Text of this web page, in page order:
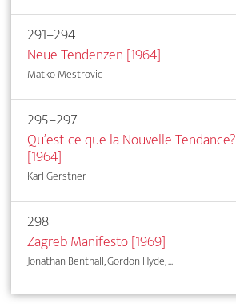
291–294
Neue Tendenzen [1964]
Matko Mestrovic
295–297
Qu’est-ce que la Nouvelle Tendance?
[1964]
Karl Gerstner
298
Zagreb Manifesto [1969]
Jonathan Benthall, Gordon Hyde, ...